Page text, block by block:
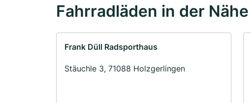
Fahrradläden in der Nähe
Frank Düll Radsporthaus
Stäuchle 3, 71088 Holzgerlingen